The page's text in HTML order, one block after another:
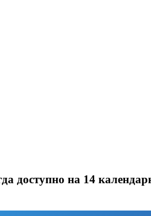
доступно на 14